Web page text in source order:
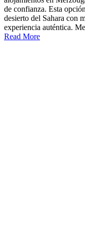
de confianza. Esta
desierto del Sahara con
experiencia auténtica.
Read More